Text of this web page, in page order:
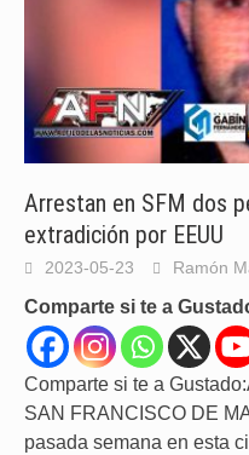
Arrestan en SFM dos
extradición por EEUU
2023-05-23 Ramón
Comparte si te a
Comparte si te a
SAN FRANCISCO DE
pasada semana en esta